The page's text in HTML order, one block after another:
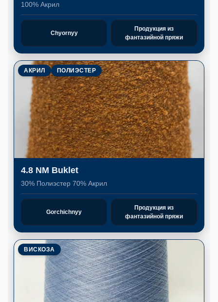
100% Акрил
Chyornyy
Продукция из
фантазийной пряжи
АКРИЛ ПОЛИЭСТЕР
4.8 NM Buklet
30% Полиэстер 70% Акрил
Gorchichnyy
Продукция из
фантазийной пряжи
ВИСКОЗА